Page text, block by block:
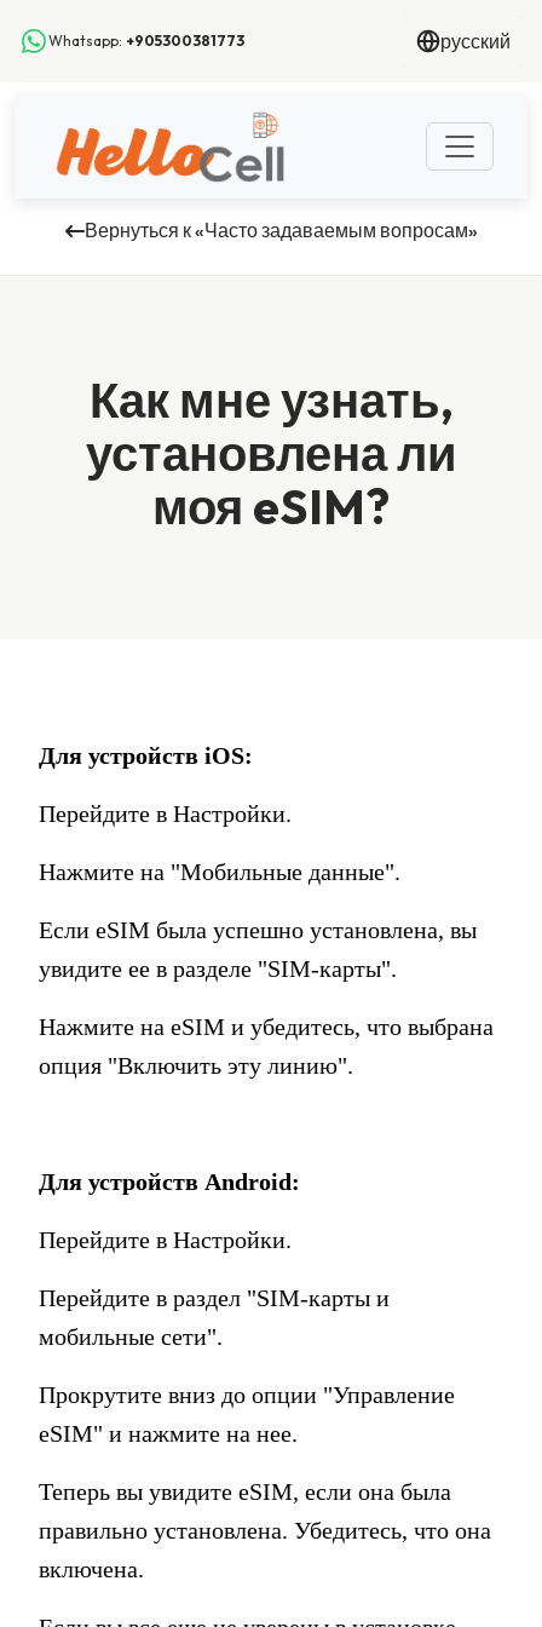
Whatsapp: +905300381773 русский
Вернуться к «Часто задаваемым вопросам»
Как мне узнать,
установлена ли
моя eSIM?
Для устройств iOS:
Перейдите в Настройки.
Нажмите на "Мобильные данные".
Если eSIM была успешно установлена, вы
увидите ее в разделе "SIM-карты".
Нажмите на eSIM и убедитесь, что выбрана
опция "Включить эту линию".
Для устройств Android:
Перейдите в Настройки.
Перейдите в раздел "SIM-карты и
мобильные сети".
Прокрутите вниз до опции "Управление
eSIM" и нажмите на нее.
Теперь вы увидите eSIM, если она была
правильно установлена. Убедитесь, что она
включена.